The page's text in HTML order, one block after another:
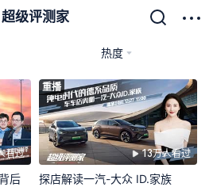
超级评测家
热度
看过
后
重播
13万人看过
探店解读一汽-大众 ID.家族